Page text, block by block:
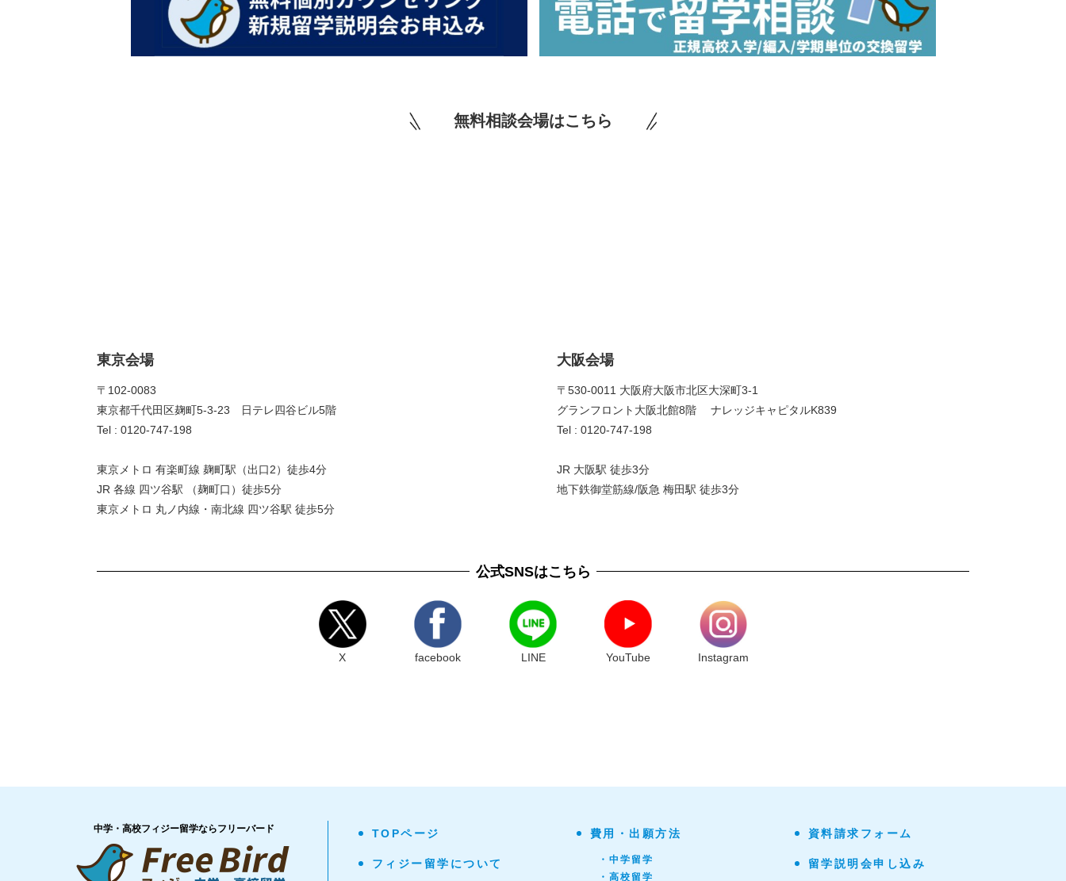
無料相談会場はこちら
東京会場
〒102-0083
東京都千代田区麹町5-3-23 日テレ四谷ビル5階
Tel : 0120-747-198
東京メトロ 有楽町線 麹町駅（出口2）徒歩4分
JR 各線 四ツ谷駅 （麹町口）徒歩5分
東京メトロ 丸ノ内線・南北線 四ツ谷駅 徒歩5分
大阪会場
〒530-0011 大阪府大阪市北区大深町3-1
グランフロント大阪北館8階 ナレッジキャピタルK839
Tel : 0120-747-198
JR 大阪駅 徒歩3分
地下鉄御堂筋線/阪急 梅田駅 徒歩3分
公式SNSはこちら
X facebook LINE YouTube Instagram
中学・高校フィジー留学ならフリーバード TOPページ
フィジー留学について
費用・出願方法
・中学留学
・高校留学
資料請求フォーム
留学説明会申し込み